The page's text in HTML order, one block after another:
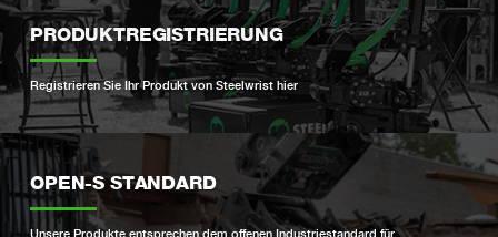
PRODUKTREGISTRIERUNG
Registrieren Sie Ihr Produkt von Steelwrist hier
OPEN-S STANDARD
Unsere Produkte entsprechen dem offenen Industriestandard für